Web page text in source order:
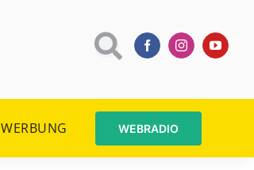
WERBUNG WEBRADIO